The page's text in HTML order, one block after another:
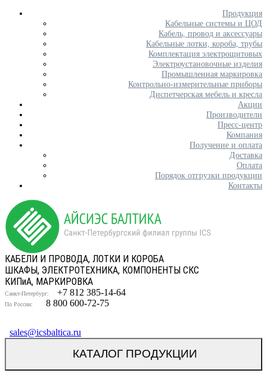
Продукция
Кабельные системы и ЦОД
Кабель, провод и аксессуары
Кабельные лотки, короба, трубы
Комплектация электрощитовых
Электроустановочные изделия
Промышленная маркировка
Контрольно-измерительные приборы
Диспетчерская мебель и кресла
Акции
Производители
Пресс-центр
Компания
Получение и оплата
Доставка
Оплата
Порядок отгрузки продукции
Контакты
КАБЕЛИ И ПРОВОДА, ЛОТКИ И КОРОБА
ШКАФЫ, ЭЛЕКТРОТЕХНИКА, КОМПОНЕНТЫ СКС
КИПиА, МАРКИРОВКА
Санкт-Петербург: +7 812 385-14-64
По России: 8 800 600-72-75
sales@icsbaltica.ru
КАТАЛОГ ПРОДУКЦИИ